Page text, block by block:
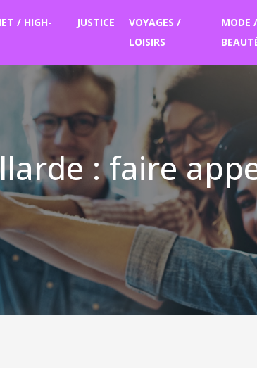
/ HIGH-
JUSTICE
VOYAGES /
LOISIRS
MODE /
: faire